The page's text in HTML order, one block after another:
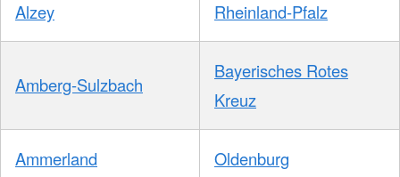
Alzey Rheinland-Pfalz
Amberg-Sulzbach
Bayerisches Rotes
Kreuz
Ammerland Oldenburg